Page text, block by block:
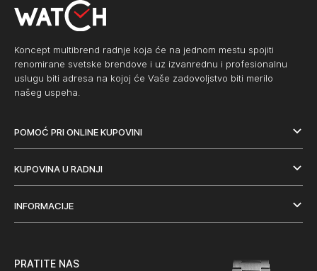
Koncept multibrend radnje koja će na jednom mestu spojiti
renomirane svetske brendove i uz izvanrednu i profesionalnu
uslugu biti adresa na kojoj će Vaše zadovoljstvo biti merilo
našeg uspeha.
POMOĆ PRI ONLINE KUPOVINI
KUPOVINA U RADNJI
INFORMACIJE
PRATITE NAS